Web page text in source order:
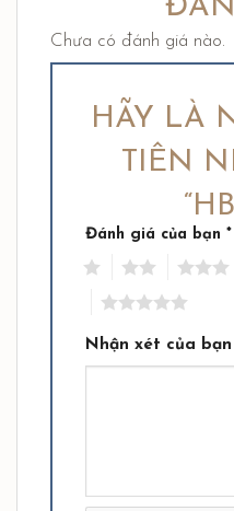
Chưa có đánh giá nào.
HÃY LÀ
TIÊN
Đánh giá của bạn *
Nhận xét của bạn